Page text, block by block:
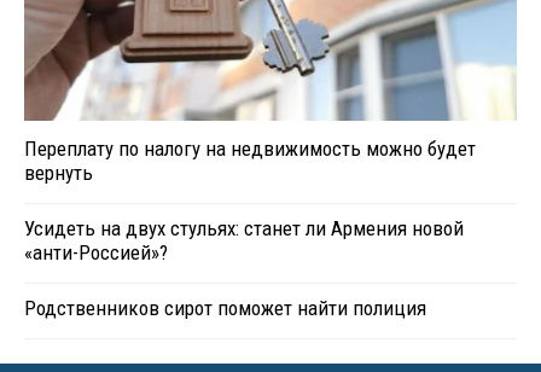
Переплату по налогу на недвижимость можно будет
вернуть
Усидеть на двух стульях: станет ли Армения новой
«анти-Россией»?
Родственников сирот поможет найти полиция